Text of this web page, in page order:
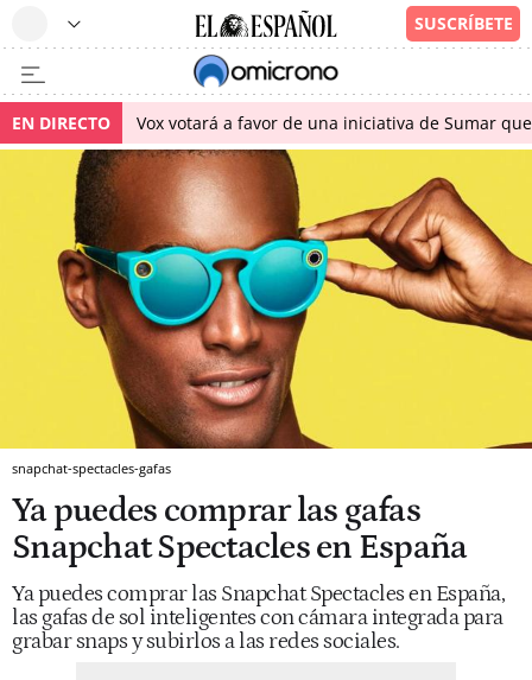
EN DIRECTO Vox votará a favor de una iniciativa de Sumar
snapchat-spectacles-gafas
Ya puedes comprar las gafas
Snapchat Spectacles en España
Ya puedes comprar las Snapchat Spectacles en España,
las gafas de sol inteligentes con cámara integrada para
grabar snaps y subirlos a las redes sociales.